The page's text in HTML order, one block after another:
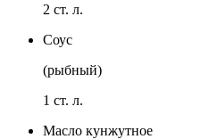
2 ст. л.
Соус
(рыбный)
1 ст. л.
Масло кунжутное